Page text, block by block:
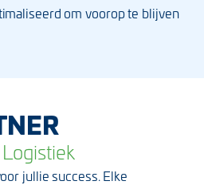
om voorop te blijven
jullie success. Elke